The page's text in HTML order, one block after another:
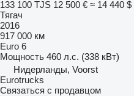
133 100 TJS 12 500 € ≈ 14 440 $
Тягач
2016
917 000 км
Euro 6
Мощность 460 л.с. (338 кВт)
Нидерланды, Voorst
Eurotrucks
Связаться с продавцом